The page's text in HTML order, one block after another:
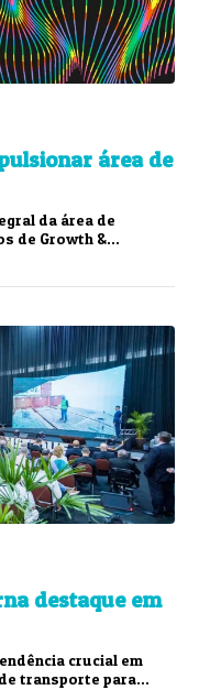
área de
da área de
de Growth &
destaque em
crucial em
transporte para